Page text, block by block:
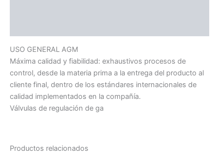
USO GENERAL AGM
Máxima calidad y fiabilidad: exhaustivos procesos de
control, desde la materia prima a la entrega del producto al
cliente final, dentro de los estándares internacionales de
calidad implementados en la compañía.
Válvulas de regulación de ga
Productos relacionados